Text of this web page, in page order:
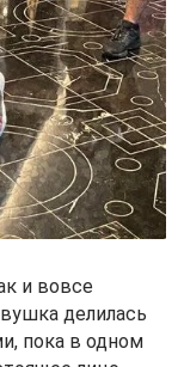
и вовсе
делилась
пока в одном